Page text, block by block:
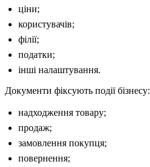
ціни;
користувачів;
філії;
податки;
інші налаштування.
Документи фіксують події бізнесу:
надходження товару;
продаж;
замовлення покупця;
повернення;